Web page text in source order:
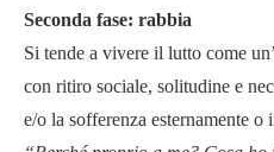
Seconda fase: rabbia
Si tende a vivere il lutto come
con ritiro sociale, solitudine e
e/o la sofferenza esternamente o